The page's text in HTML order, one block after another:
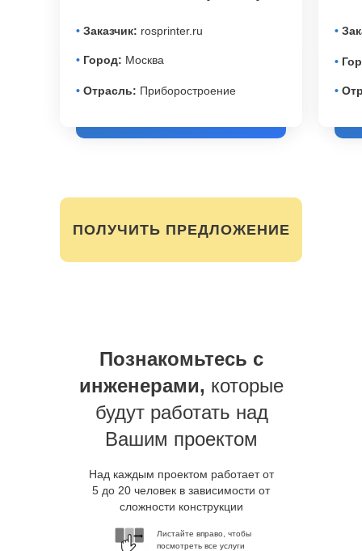
• Отрасль: Приборостроение
• Заказчик: rosprinter.ru
• Город: Москва
•
•
•
ПОЛУЧИТЬ ПРЕДЛОЖЕНИЕ
Познакомьтесь с
инженерами, которые
будут работать над
Вашим проектом
Над каждым проектом работает от
5 до 20 человек в зависимости от
сложности конструкции
Листайте вправо, чтобы
посмотреть все услуги